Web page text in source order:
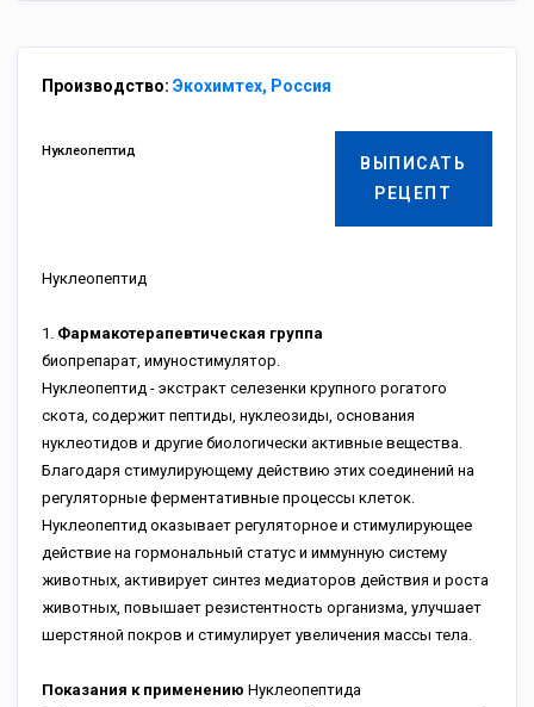
Производство: Экохимтех, Россия
ВЫПИСАТЬ
РЕЦЕПТ
Нуклеопептид
Нуклеопептид
1. Фармакотерапевтическая группа
биопрепарат, имуностимулятор.
Нуклеопептид - экстракт селезенки крупного рогатого
скота, содержит пептиды, нуклеозиды, основания
нуклеотидов и другие биологически активные вещества.
Благодаря стимулирующему действию этих соединений на
регуляторные ферментативные процессы клеток.
Нуклеопептид оказывает регуляторное и стимулирующее
действие на гормональный статус и иммунную систему
животных, активирует синтез медиаторов действия и роста
животных, повышает резистентность организма, улучшает
шерстяной покров и стимулирует увеличения массы тела.
Показания к применению Нуклеопептида